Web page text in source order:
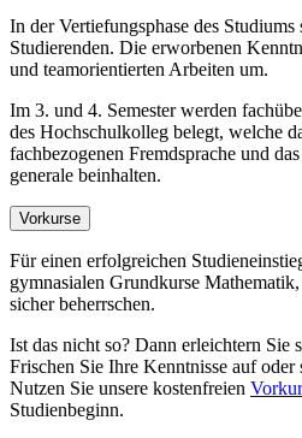
In der Vertiefungsphase des Studiums
Studierenden. Die erworbenen
und teamorientierten Arbeiten um.
Im 3. und 4. Semester werden
des Hochschulkolleg belegt, welche
fachbezogenen Fremdsprache und
generale beinhalten.
Vorkurse
Für einen erfolgreichen
gymnasialen Grundkurse
sicher beherrschen.
Ist das nicht so? Dann erleichtern Sie
Frischen Sie Ihre Kenntnisse auf oder
Nutzen Sie unsere kostenfreien
Studienbeginn.